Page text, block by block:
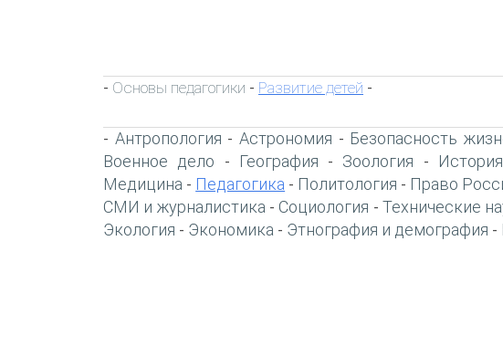
- Основы педагогики - Развитие детей -
- Антропология -Астрономия - Безопасность
Военное дело - География - Зоология - История
Медицина - Педагогика - Политология - Право
СМИ и журналистика - Социология - Технические
Экология - Экономика - Этнография и демография -